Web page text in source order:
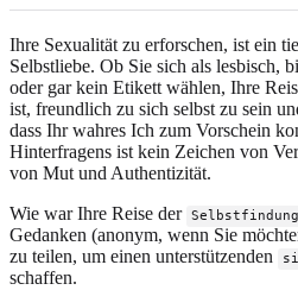
Ihre Sexualität zu erforschen, ist ein
Selbstliebe. Ob Sie sich als lesbisch,
oder gar kein Etikett wählen, Ihre
ist, freundlich zu sich selbst zu sein
dass Ihr wahres Ich zum Vorschein
Hinterfragens ist kein Zeichen von
von Mut und Authentizität.
Wie war Ihre Reise der Selbstfindung
Gedanken (anonym, wenn Sie
zu teilen, um einen unterstützenden
schaffen.